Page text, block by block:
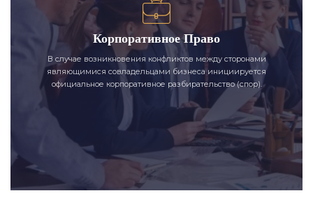
Корпоративное Право
В случае возникновения конфликтов между сторонами
являющимися совладельцами бизнеса инициируется
официальное корпоративное разбирательство (спор).